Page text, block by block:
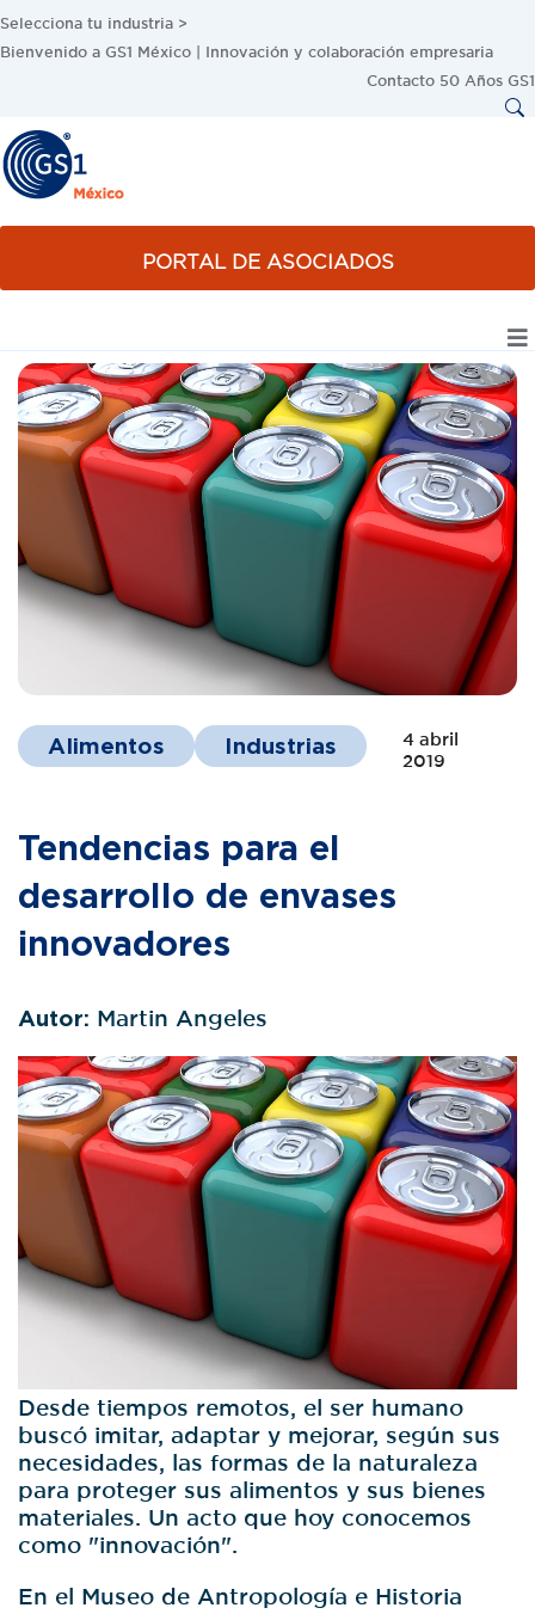
Selecciona tu industria >
Bienvenido a GS1 México | Innovación y colaboración empresaria
Contacto 50 Años GS1
PORTAL DE ASOCIADOS
Alimentos Industrias
4 abril
2019
Tendencias para el
desarrollo de envases
innovadores
Autor: Martin Angeles
Desde tiempos remotos, el ser humano
buscó imitar, adaptar y mejorar, según sus
necesidades, las formas de la naturaleza
para proteger sus alimentos y sus bienes
materiales. Un acto que hoy conocemos
como "innovación".
En el Museo de Antropología e Historia